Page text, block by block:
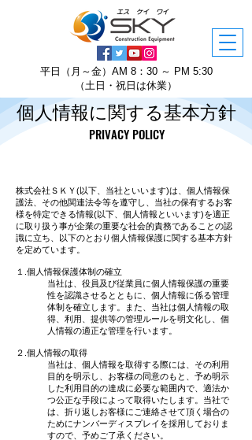
エス ケイ ワイ
平日（月～金）AM 8：30 ～ PM 5:30
​（土日・祝日は休業）
個人情報に関する基本方針
PRIVACY POLICY
株式会社ＳＫＹ(以下、当社といいます)は、個人情報保
護法、その他関連法令等を遵守し、当社の保有するお客
様を特定できる情報(以下、個人情報といいます)を適正
に取り扱う事が企業の重要な社会的責務であることの認
識に立ち、以下のとおり個人情報保護に関する基本方針
を定めています。
１.個人情報保護体制の確立
当社は、役員及び従業員に個人情報保護の重要
性を認識させるとともに、個人情報に係る管理
体制を確立します。また、当社は個人情報の取
得、利用、提供等の管理ルールを明文化し、個
人情報の適正な管理を行います。
２.個人情報の取得
当社は、個人情報を取得する際には、その利用
目的を明示し、お客様の同意のもと、予め明示
した利用目的の達成に必要な範囲内で、適法か
つ公正な手段によって取得いたします。当社で
は、折り返しお客様にご連絡させて頂く場合の
ためにナンバーディスプレイを採用しておりま
すので、予めご了承ください。